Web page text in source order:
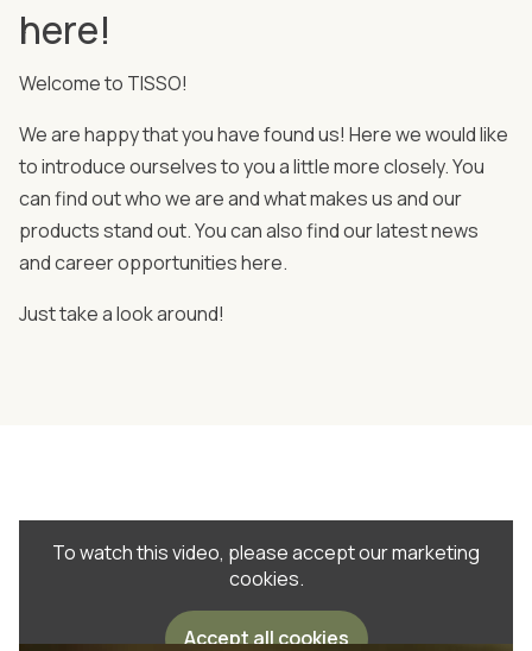
here!
Welcome to TISSO!
We are happy that you have found us! Here we would like
to introduce ourselves to you a little more closely. You
can find out who we are and what makes us and our
products stand out. You can also find our latest news
and career opportunities here.
Just take a look around!
To watch this video, please accept our marketing
cookies.
Accept all cookies
All about us